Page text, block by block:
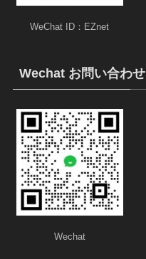
WeChat ID：EZnet
Wechat お問い合わせ
Wechat